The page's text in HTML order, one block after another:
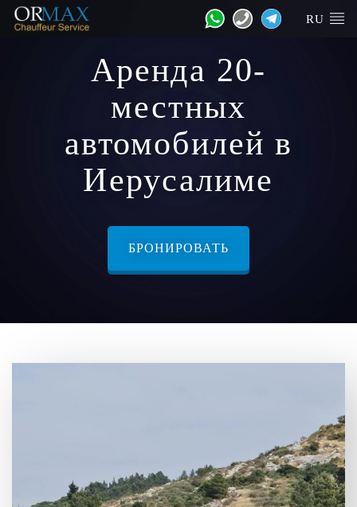
RU
Аренда 20-
местных
автомобилей в
Иерусалиме
БРОНИРОВАТЬ